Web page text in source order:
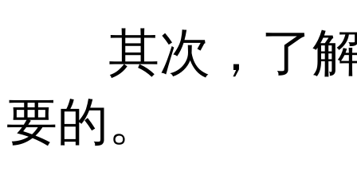
其次，了解
要的。